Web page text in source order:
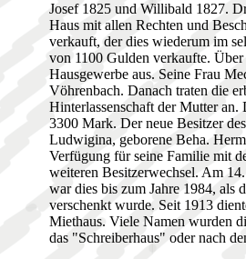
Josef 1825 und Willibald 1827.
Haus mit allen Rechten und
verkauft, der dies wiederum im
von 1100 Gulden verkaufte.
Hausgewerbe aus. Seine Frau
Vöhrenbach. Danach traten die
Hinterlassenschaft der Mutter
3300 Mark. Der neue Besitzer
Ludwigina, geborene Beha.
Verfügung für seine Familie mit
weiteren Besitzerwechsel. Am
war dies bis zum Jahre 1984, als
verschenkt wurde. Seit 1913
Miethaus. Viele Namen wurden
das "Schreiberhaus" oder nach